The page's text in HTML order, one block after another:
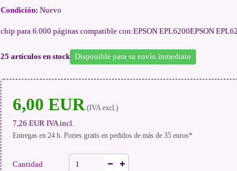
Condición: Nuevo
chip para 6.000 páginas compatible con:EPSON EPL6200EPSON
25 artículos en stock Disponible para su envío inmediato
6,00 EUR(IVA excl.)
7,26 EUR IVA incl.
Entregas en 24 h. Portes gratis en pedidos de más de 35 euros*
Cantidad